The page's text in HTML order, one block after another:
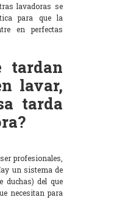
lavadoras se
para que la
en perfectas
tardan
lavar,
tarda
profesionales,
un sistema de
duchas) del que
necesitan para